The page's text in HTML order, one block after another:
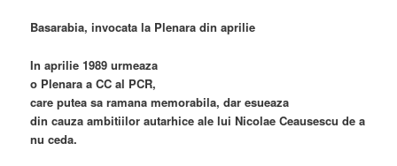
Basarabia, invocata la Plenara din aprilie
In aprilie 1989 urmeaza
o Plenara a CC al PCR,
care putea sa ramana memorabila, dar esueaza
din cauza ambitiilor autarhice ale lui Nicolae Ceausescu de a
nu ceda.